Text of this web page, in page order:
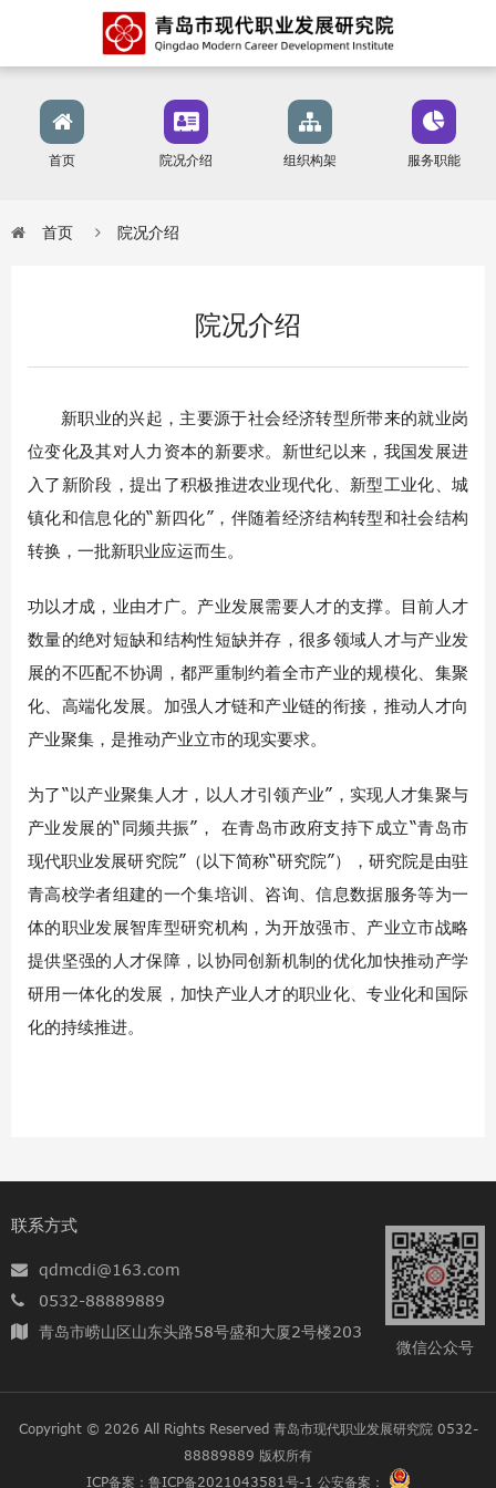
首页 院况介绍 组织构架 服务职能
首页 院况介绍
院况介绍
新职业的兴起，主要源于社会经济转型所带来的就业岗
位变化及其对人力资本的新要求。新世纪以来，我国发展进
入了新阶段，提出了积极推进农业现代化、新型工业化、城
镇化和信息化的“新四化”，伴随着经济结构转型和社会结构
转换，一批新职业应运而生。
功以才成，业由才广。产业发展需要人才的支撑。目前人才
数量的绝对短缺和结构性短缺并存，很多领域人才与产业发
展的不匹配不协调，都严重制约着全市产业的规模化、集聚
化、高端化发展。加强人才链和产业链的衔接，推动人才向
产业聚集，是推动产业立市的现实要求。
为了“以产业聚集人才，以人才引领产业”，实现人才集聚与
产业发展的“同频共振”， 在青岛市政府支持下成立“青岛市
现代职业发展研究院”（以下简称“研究院”），研究院是由驻
青高校学者组建的一个集培训、咨询、信息数据服务等为一
体的职业发展智库型研究机构，为开放强市、产业立市战略
提供坚强的人才保障，以协同创新机制的优化加快推动产学
研用一体化的发展，加快产业人才的职业化、专业化和国际
化的持续推进。
联系方式
qdmcdi@163.com
0532-88889889
青岛市崂山区山东头路58号盛和大厦2号楼203
微信公众号
Copyright © 2026 All Rights Reserved 青岛市现代职业发展研究院 0532-
88889889 版权所有
ICP备案： 鲁ICP备2021043581号-1 公安备案：